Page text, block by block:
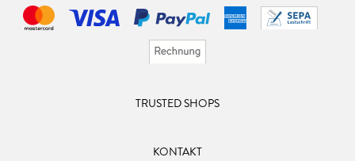
TRUSTED SHOPS
KONTAKT